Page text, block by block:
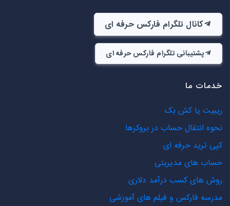
کانال تلگرام فارکس حرفه ای
پشتیبانی تلگرام فارکس حرفه ای
خدمات ما
ریبیت یا کش بک
نحوه انتقال حساب در بروکرها
کپی ترید حرفه ای
حساب های مدیریتی
روش های کسب درآمد دلاری
مدرسه فارکس و فیلم های آموزشی